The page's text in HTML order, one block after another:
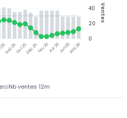
Aoû 25Oct 25Déc 25Fév 26Avr 26Jun 26Aoû 26
40
20
0
Ventes
Nb ventes 12m